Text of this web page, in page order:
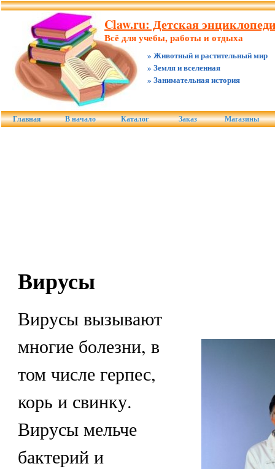
Claw.ru: Детская
Всё для учебы, работы и отдыха
» Животный и растительный мир
» Земля и вселенная
» Занимательная история
Главная В начало Каталог Заказ Магазины
Вирусы
Вирусы вызывают
многие болезни, в
том числе герпес,
корь и свинку.
Вирусы мельче
бактерий и